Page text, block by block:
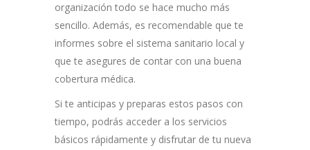
organización todo se hace mucho más
sencillo. Además, es recomendable que te
informes sobre el sistema sanitario local y
que te asegures de contar con una buena
cobertura médica.
Si te anticipas y preparas estos pasos con
tiempo, podrás acceder a los servicios
básicos rápidamente y disfrutar de tu nueva